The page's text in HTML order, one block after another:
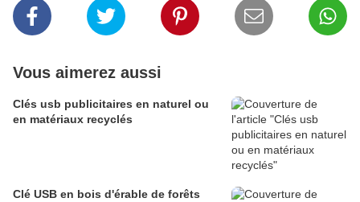
Vous aimerez aussi
Clés usb publicitaires en naturel ou
en matériaux recyclés
Clé USB en bois d'érable de forêts